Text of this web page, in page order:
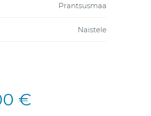
Prantsusmaa
Naistele
€